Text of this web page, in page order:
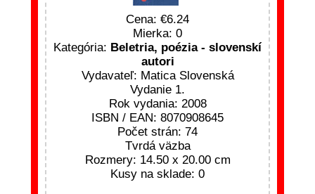
Cena:
6.24
Mierka: 0
Kategória: Beletria, poézia - slovenskí
autori
Vydavateľ: Matica Slovenská
Vydanie 1.
Rok vydania: 2008
ISBN / EAN: 8070908645
Počet strán: 74
Tvrdá väzba
Rozmery: 14.50 x 20.00 cm
Kusy na sklade: 0